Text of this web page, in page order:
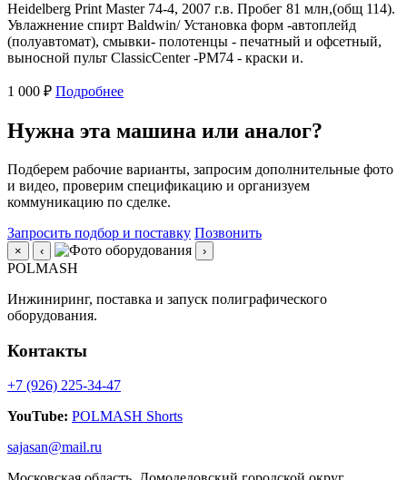
Heidelberg Print Master 74-4, 2007 г.в. Пробег 81 млн,(общ 114).
Увлажнение спирт Baldwin/ Установка форм -автоплейд
(полуавтомат), смывки- полотенцы - печатный и офсетный,
выносной пульт ClassicCenter -PM74 - краски и.
1 000 ₽ Подробнее
Нужна эта машина или аналог?
Подберем рабочие варианты, запросим дополнительные фото
и видео, проверим спецификацию и организуем
коммуникацию по сделке.
Запросить подбор и поставку Позвонить
× ‹ ›
POLMASH
Инжиниринг, поставка и запуск полиграфического
оборудования.
Контакты
+7 (926) 225-34-47
YouTube: POLMASH Shorts
sajasan@mail.ru